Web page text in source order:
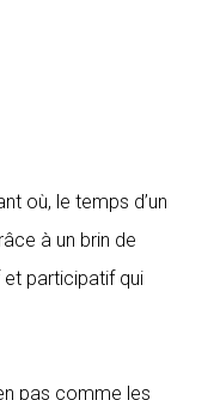
où, le temps d’un
à un brin de
participatif qui
pas comme les